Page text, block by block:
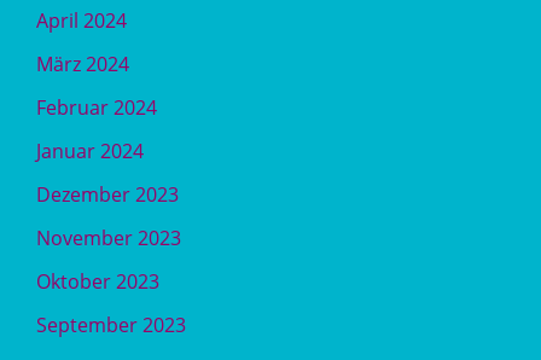
April 2024
März 2024
Februar 2024
Januar 2024
Dezember 2023
November 2023
Oktober 2023
September 2023